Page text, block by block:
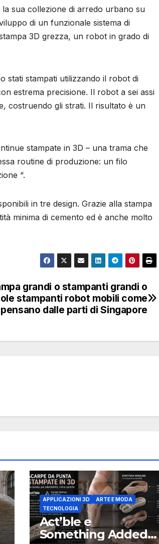
sua collezione di arredo urbano su
di un funzionale sistema di
3D grezza, un robot in grado di
stati stampati utilizzando il robot di
estrema precisione. Il robot a sei assi
costruendo gli strati. Il risultato è un
stampate in 3D – una trama che
routine di produzione: un filo
“.
in tre design. Grazie alla stampa
minima di cemento ed è anche molto
grandi o stampanti grandi o
stampanti robot mobili come
pensano dalle parti di Singapore
APPLICAZIONI 3D
ARTE E MODA
TECNOLOGIA
Act’ble e
Something Added